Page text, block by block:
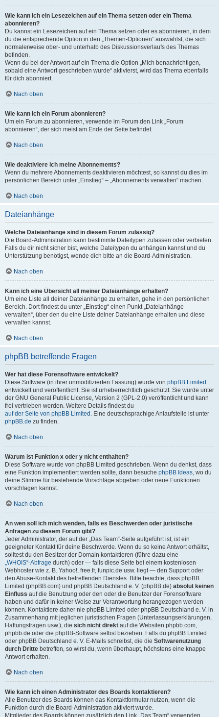
Wie kann ich ein Lesezeichen auf ein Thema setzen oder ein Thema
abonnieren?
Du kannst ein Lesezeichen auf ein Thema setzen oder es abonnieren, in dem
du die entsprechende Option in den „Themen-Optionen“ auswählst, die sich
normalerweise ober- und unterhalb des Diskussionsverlaufs des Themas
befinden.
Wenn du bei der Antwort auf ein Thema die Option „Mich benachrichtigen,
sobald eine Antwort geschrieben wurde“ aktivierst, wird das Thema ebenfalls
für dich abonniert.
Nach oben
Wie kann ich ein Forum abonnieren?
Um ein Forum zu abonnieren, verwende im Forum den Link „Forum
abonnieren“, der sich meist am Ende der Seite befindet.
Nach oben
Wie deaktiviere ich meine Abonnements?
Wenn du mehrere Abonnements deaktivieren möchtest, so kannst du dies im
persönlichen Bereich unter „Einstieg“ – „Abonnements verwalten“ machen.
Nach oben
Dateianhänge
Welche Dateianhänge sind in diesem Forum zulässig?
Die Board-Administration kann bestimmte Dateitypen zulassen oder verbieten.
Falls du dir nicht sicher bist, welche Dateitypen du anhängen kannst und du
Unterstützung benötigst, wende dich bitte an die Board-Administration.
Nach oben
Kann ich eine Übersicht all meiner Dateianhänge erhalten?
Um eine Liste all deiner Dateianhänge zu erhalten, gehe in den persönlichen
Bereich. Dort findest du unter „Einstieg“ einen Punkt „Dateianhänge
verwalten“, über den du eine Liste deiner Dateianhänge erhalten und diese
verwalten kannst.
Nach oben
phpBB betreffende Fragen
Wer hat diese Forensoftware entwickelt?
Diese Software (in ihrer unmodifizierten Fassung) wurde von phpBB Limited
entwickelt und veröffentlicht. Sie ist urheberrechtlich geschützt. Sie wurde unter
der GNU General Public License, Version 2 (GPL-2.0) veröffentlicht und kann
frei vertrieben werden. Weitere Details findest du
auf der Seite von phpBB Limited . Eine deutschsprachige Anlaufstelle ist unter
phpBB.de zu finden.
Nach oben
Warum ist Funktion x oder y nicht enthalten?
Diese Software wurde von phpBB Limited geschrieben. Wenn du denkst, dass
eine Funktion implementiert werden sollte, dann besuche phpBB Ideas, wo du
deine Stimme für bestehende Vorschläge abgeben oder neue Funktionen
vorschlagen kannst.
Nach oben
An wen soll ich mich wenden, falls es Beschwerden oder juristische
Anfragen zu diesem Forum gibt?
Jeder Administrator, der auf der „Das Team“-Seite aufgeführt ist, ist ein
geeigneter Kontakt für deine Beschwerde. Wenn du so keine Antwort erhältst,
solltest du den Besitzer der Domain kontaktieren (führe dazu eine
„WHOIS“-Abfrage durch) oder — falls diese Seite bei einem kostenlosen
Webhoster wie z. B. Yahoo!, free.fr, funpic.de usw. liegt — den Support oder
den Abuse-Kontakt des betreffenden Dienstes. Bitte beachte, dass phpBB
Limited (phpBB.com) und phpBB Deutschland e. V. (phpBB.de) absolut keinen
Einfluss auf die Benutzung oder den oder die Benutzer der Forensoftware
haben und dafür in keiner Weise zur Verantwortung herangezogen werden
können. Kontaktiere daher nie phpBB Limited oder phpBB Deutschland e. V. in
Zusammenhang mit jeglichen juristischen Fragen (Unterlassungserklärungen,
Haftungsfragen usw.), die sich nicht direkt auf die Websiten phpbb.com,
phpbb.de oder die phpBB-Software selbst beziehen. Falls du phpBB Limited
oder phpBB Deutschland e. V. E-Mails schreibst, die die Softwarenutzung
durch Dritte betreffen, so wirst du, wenn überhaupt, höchstens eine knappe
Antwort erhalten.
Nach oben
Wie kann ich einen Administrator des Boards kontaktieren?
Alle Benutzer des Boards können das Kontaktformular nutzen, wenn die
Funktion durch die Board-Administration aktiviert wurde.
Mitglieder des Boards können zusätzlich den Link „Das Team“ verwenden.